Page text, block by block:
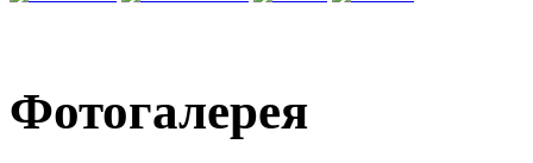
Фотогалерея